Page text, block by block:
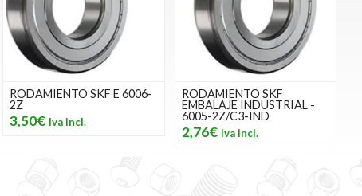
RODAMIENTO SKF E 6006-
2Z
3,50€
RODAMIENTO SKF
EMBALAJE INDUSTRIAL -
6005-2Z/C3-IND
2,76€